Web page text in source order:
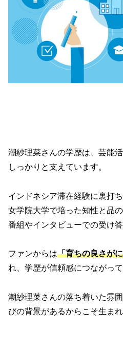
潮紗理菜さんの学歴は、芸能
しっかりと支えています。
インドネシア滞在経験に裏打
女学院大学で培った知性と品
番組やインタビューでの受け
ファンからは「育ちの良さが
れ、学歴が信頼感につながっ
潮紗理菜さんの落ち着いた雰
びの背景があるからこそ生ま